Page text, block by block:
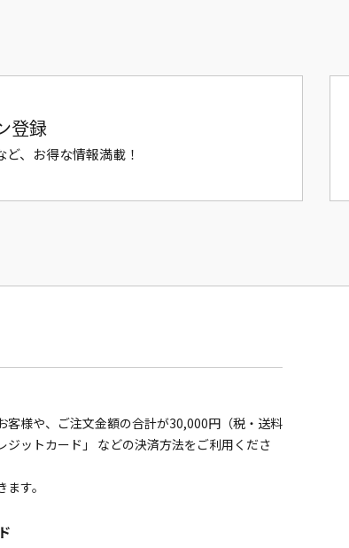
登録
、お得な情報満載！
客様や、ご注文金額の合計が30,000円（税・送料
ットカード」 などの決済方法をご利用くださ
す。